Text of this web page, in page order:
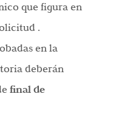
que figura en
.
en la
deberán
final de